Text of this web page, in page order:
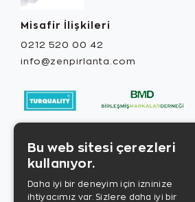
Misafir İlişkileri
0212 520 00 42
info@zenpirlanta.com
Bu web sitesi çerezleri
kullanıyor.
Daha iyi bir deneyim için izninize
ihtiyacımız var. Sizlere daha iyi bir